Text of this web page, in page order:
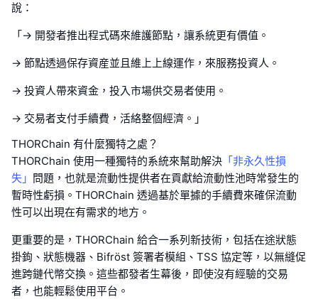
說：
「-> 開發者推出程式碼來維護節點，讓系統更有價值。
-> 節點透過保存資産並且維上上線運作，來服務投資人。
-> 投資人帶來資金，投入市場供交易者使用。
-> 交易者支付手續費，活絡整個經濟。」
THORChain 有什麼獨特之處？
THORChain 使用一種獨特的系統來幫助解決 「非永久性損
失」 問題，也就是流動性提供者在貢獻給流動性池時常發生的
暫時性虧損。THORChain 透過基於單據的手續費來確保流動
性可以出現在有需求的地方。
更重要的是，THORChain 給合一系列新技術，包括在途狀態
掛鉤、狀態機器、Bifröst 簽署者模組、TSS 協定等，以無縫促
進跨鏈代幣交換。這些都發者生幕後，即使沒有經驗的交易
者，也能輕鬆使用平台。